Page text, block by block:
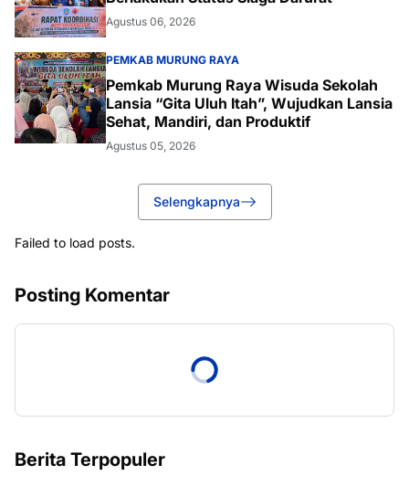
Agustus 06, 2026
PEMKAB MURUNG RAYA
Pemkab Murung Raya Wisuda Sekolah
Lansia “Gita Uluh Itah”, Wujudkan Lansia
Sehat, Mandiri, dan Produktif
Agustus 05, 2026
Selengkapnya
Failed to load posts.
Posting Komentar
Berita Terpopuler